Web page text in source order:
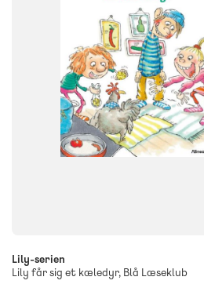
9788723560438
Lily-serien
Lily får sig et kæledyr, Blå Læseklub